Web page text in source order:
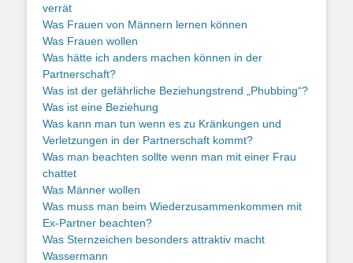
verrät
Was Frauen von Männern lernen können
Was Frauen wollen
Was hätte ich anders machen können in der
Partnerschaft?
Was ist der gefährliche Beziehungstrend „Phubbing“?
Was ist eine Beziehung
Was kann man tun wenn es zu Kränkungen und
Verletzungen in der Partnerschaft kommt?
Was man beachten sollte wenn man mit einer Frau
chattet
Was Männer wollen
Was muss man beim Wiederzusammenkommen mit
Ex-Partner beachten?
Was Sternzeichen besonders attraktiv macht
Wassermann